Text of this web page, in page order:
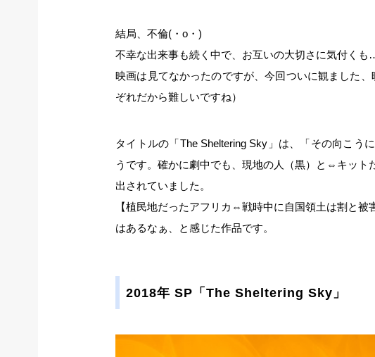
結局、不倫(・o・)
不幸な出来事も続く中で、お互いの大切さに気付く
映画は見てなかったのですが、今回ついに観ました
ぞれだから難しいですね）
タイトルの「The Sheltering Sky」は、「その向こう
うです。確かに劇中でも、現地の人（黒）と⇔キット
出されていました。
【植民地だったアフリカ⇔戦時中に自国領土は割と
はあるなぁ、と感じた作品です。
2018年 SP「The Sheltering Sky」